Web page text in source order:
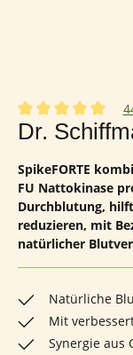
Durchschnittliche
Dr.
SpikeFORTE
FU Nattokinase
Durchblutung,
reduzieren, mit
natürlicher
Natürliche
Mit
Synergie aus